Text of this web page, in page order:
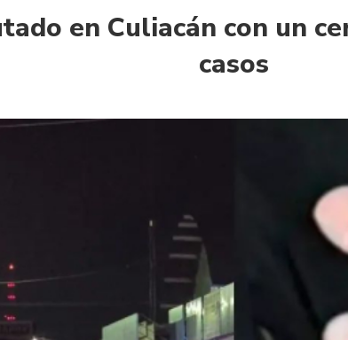
en Culiacán con un
casos